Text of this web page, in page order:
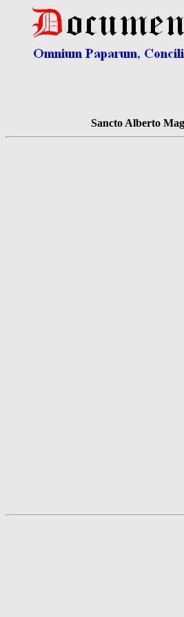
Sancto Alberto